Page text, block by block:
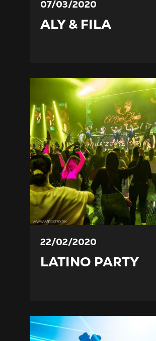
07/03/2020
ALY & FILA
22/02/2020
LATINO PARTY